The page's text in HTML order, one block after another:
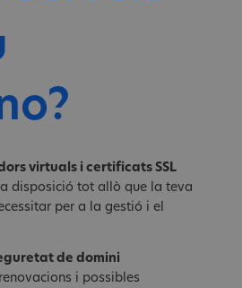
virtuals i certificats SSL
disposició tot allò que la teva
per a la gestió i el
de domini
i possibles